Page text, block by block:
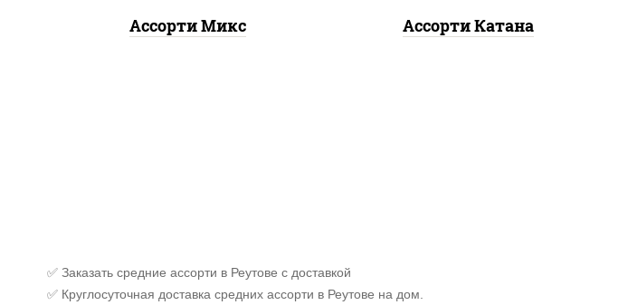
Ассорти Микс Ассорти Катана
✅ Заказать средние ассорти в Реутове с доставкой
✅ Круглосуточная доставка средних ассорти в Реутове на дом.